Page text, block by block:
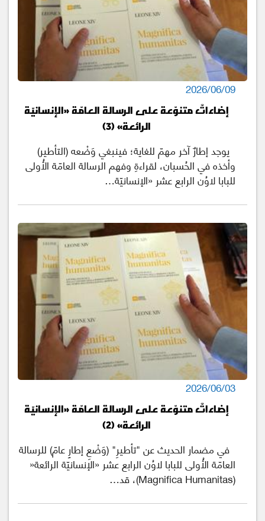
2026/06/09
إضاءاتٌ متنوّعة على الرسالة العامّة «الإنسانيّة
الرائعة» (3)
يوجد إطارٌ آخر مهمّ للغاية؛ فينبغي وَضْعه (التأطير)
وأخذه في الحُسبان، لقراءةِ وفهم الرسالة العامّة الأُولى
للبابا لاوُن الرابع عشر «الإنسانيّة…
2026/06/03
إضاءاتٌ متنوّعة على الرسالة العامّة «الإنسانيّة
الرائعة» (2)
في مضمار الحديث عن "تأطيرِ" (وَضْعِ إطارٍ عامّ) للرسالة
العامّة الأُولى للبابا لاوُن الرابع عشر «الإنسانيّة الرائعة«
(Magnifica Humanitas)، قد…